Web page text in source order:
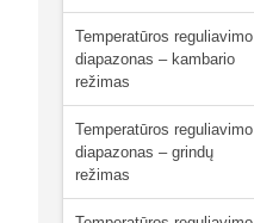
Temperatūros reguliavimo
diapazonas – kambario
režimas
Temperatūros reguliavimo
diapazonas – grindų
režimas